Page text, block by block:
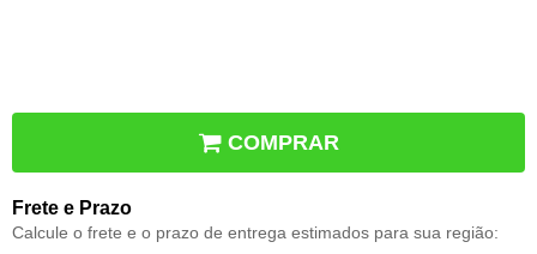
COMPRAR
Frete e Prazo
Calcule o frete e o prazo de entrega estimados para sua região: